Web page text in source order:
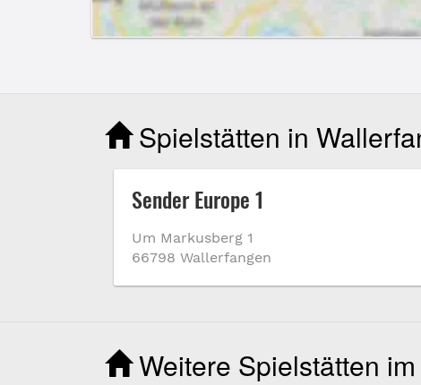
Spielstätten in
Sender Europe 1
Um Markusberg 1
66798 Wallerfangen
Weitere Spielstätten